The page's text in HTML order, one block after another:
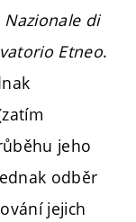
di
Etneo.
jeho
odběr
jejich